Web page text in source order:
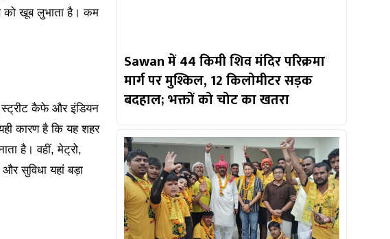
को खूब लुभाता है। कम
स्ट्रीट कैफे और इंडियन
कारण है कि यह शहर
है। वहीं, मेट्रो,
सुविधा यहां बड़ा
Sawan में 44 किमी शिव मंदिर परिक्रमा
मार्ग पर मुश्किल, 12 किलोमीटर सड़क
बदहाल; भक्तों को चोट का खतरा